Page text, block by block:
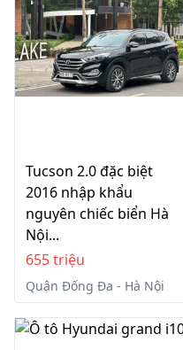
Tucson 2.0 đặc biệt
2016 nhập khẩu
nguyên chiếc biển Hà
Nội...
655 triệu
Quận Đống Đa - Hà Nội